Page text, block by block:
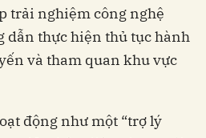
trải nghiệm công nghệ
dẫn thực hiện thủ tục hành
và tham quan khu vực
động như một “trợ lý